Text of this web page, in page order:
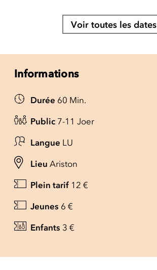
Voir toutes les dates
Informations
Durée 60 Min.
Public 7-11 Joer
Langue LU
Lieu Ariston
Plein tarif 12 €
Jeunes 6 €
Enfants 3 €